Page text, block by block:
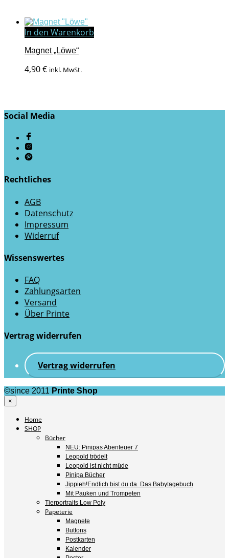
11,90 €6,90 €.
In den Warenkorb
Magnet „Löwe“
4,90€ inkl. MwSt.
Social Media
Rechtliches
AGB
Datenschutz
Impressum
Widerruf
Wissenswertes
FAQ
Zahlungsarten
Versand
Über Printe
Vertrag widerrufen
Vertrag widerrufen
©since 2011 Printe Shop
×
Home
SHOP
Bücher
NEU: Pinipas Abenteuer 7
Leopold trödelt
Leopold ist nicht müde
Pinipa Bücher
Jippieh!Endlich bist du da. Das Babytagebuch
Mit Pauken und Trompeten
Tierportraits Low Poly
Papeterie
Magnete
Buttons
Postkarten
Kalender